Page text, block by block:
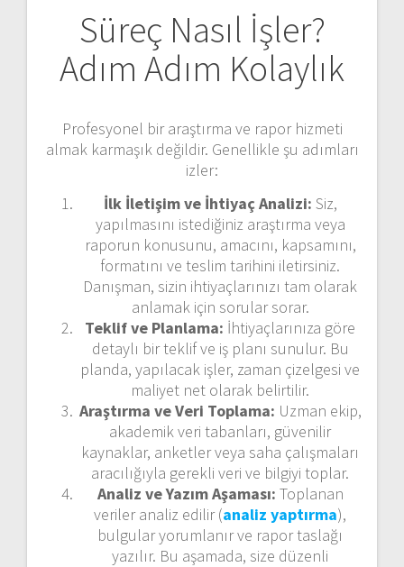
Süreç Nasıl İşler?
Adım Adım Kolaylık
Profesyonel bir araştırma ve rapor hizmeti
almak karmaşık değildir. Genellikle şu adımları
izler:
İlk İletişim ve İhtiyaç Analizi: Siz,
yapılmasını istediğiniz araştırma veya
raporun konusunu, amacını, kapsamını,
formatını ve teslim tarihini iletirsiniz.
Danışman, sizin ihtiyaçlarınızı tam olarak
anlamak için sorular sorar.
Teklif ve Planlama: İhtiyaçlarınıza göre
detaylı bir teklif ve iş planı sunulur. Bu
planda, yapılacak işler, zaman çizelgesi ve
maliyet net olarak belirtilir.
Araştırma ve Veri Toplama: Uzman ekip,
akademik veri tabanları, güvenilir
kaynaklar, anketler veya saha çalışmaları
aracılığıyla gerekli veri ve bilgiyi toplar.
Analiz ve Yazım Aşaması: Toplanan
veriler analiz edilir (analiz yaptırma),
bulgular yorumlanır ve rapor taslağı
yazılır. Bu aşamada, size düzenli